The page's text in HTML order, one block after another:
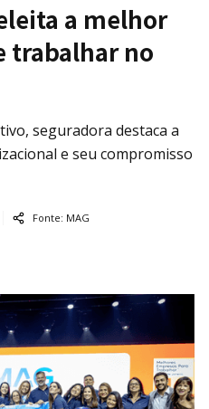
a melhor
trabalhar no
seguradora destaca a
e seu compromisso
Fonte: MAG